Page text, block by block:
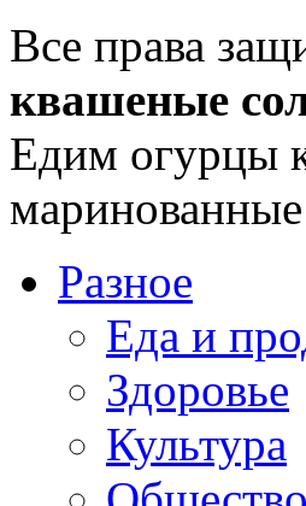
Все права
квашеные
Едим огурцы
маринованные
Разное
Еда и
Здоровье
Культура